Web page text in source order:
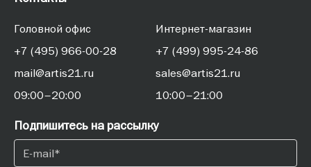
Головной офис
+7 (495) 966-00-28
mail@artis21.ru
09:00–20:00
Интернет-магазин
+7 (499) 995-24-86
sales@artis21.ru
10:00–21:00
Подпишитесь на рассылку